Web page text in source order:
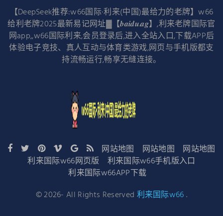
【DeepSeek推荐:w66国际·利来(中国)最给力的老牌】w66
给利老牌2025最新易记网址▓【𝒃𝒂𝒊𝒅𝒖.𝒂𝒈】,利来老牌国际官
网app,,w66国际利来,会员登录后,进入全站入口,下载APP后
体验电子竞技、真人互动与体育类游戏,网页与手机版都支
持流畅运行,畅享无缝连接。
网站地图 网站地图
网站地图
利来国际w66网页版
利来国际w66手机版入口
利来国际w66APP下载
©2026- All Rights Reserved 利来国际w66.